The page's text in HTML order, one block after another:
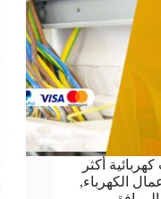
أكثر
الكهرباء,